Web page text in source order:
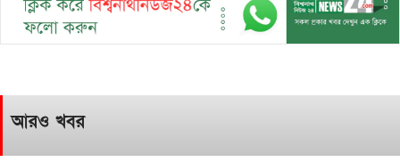
আরও খবর